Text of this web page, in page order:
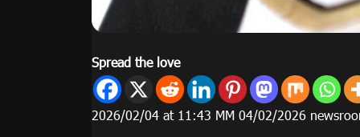
Spread the love
2026/02/04 at 11:43 ΜΜ 04/02/2026